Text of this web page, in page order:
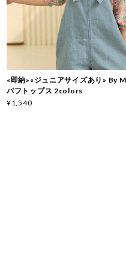
«即納»«ジュニアサイズあり» By
パフトップス 2colors
¥1,540